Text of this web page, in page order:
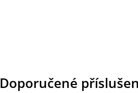
Doporučené